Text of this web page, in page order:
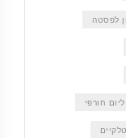
לפסטה
חורפי